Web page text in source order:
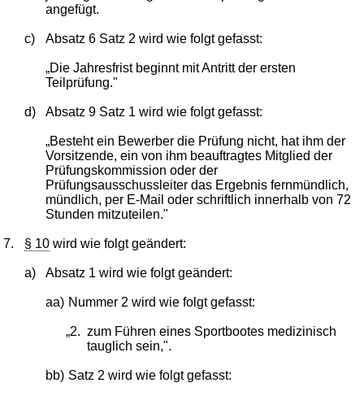
angefügt.
c) Absatz 6 Satz 2 wird wie folgt gefasst:
„Die Jahresfrist beginnt mit Antritt der ersten
Teilprüfung."
d) Absatz 9 Satz 1 wird wie folgt gefasst:
„Besteht ein Bewerber die Prüfung nicht, hat ihm der
Vorsitzende, ein von ihm beauftragtes Mitglied der
Prüfungskommission oder der
Prüfungsausschussleiter das Ergebnis fernmündlich,
mündlich, per E-Mail oder schriftlich innerhalb von 72
Stunden mitzuteilen."
7. § 10 wird wie folgt geändert:
a) Absatz 1 wird wie folgt geändert:
aa) Nummer 2 wird wie folgt gefasst:
„2. zum Führen eines Sportbootes medizinisch
tauglich sein,".
bb) Satz 2 wird wie folgt gefasst: